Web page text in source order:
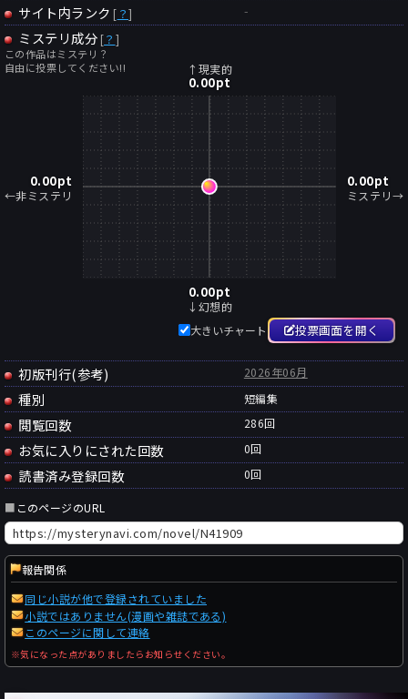
サイト内ランク [ ？] -
ミステリ成分 [？ ]
この作品はミステリ？
自由に投票してください!!
↑現実的
0.00pt
0.00pt
←非ミステリ
0.00pt
ミステリ→
0.00pt
↓幻想的
大きいチャート
投票画面を開く
初版刊行(参考) 2026年06月
種別 短編集
閲覧回数 286回
お気に入りにされた回数 0回
読書済み登録回数 0回
■ このページのURL
報告関係
同じ小説が他で登録されていました
小説ではありません(漫画や雑誌である)
このページに関して連絡
※気になった点がありましたらお知らせください。